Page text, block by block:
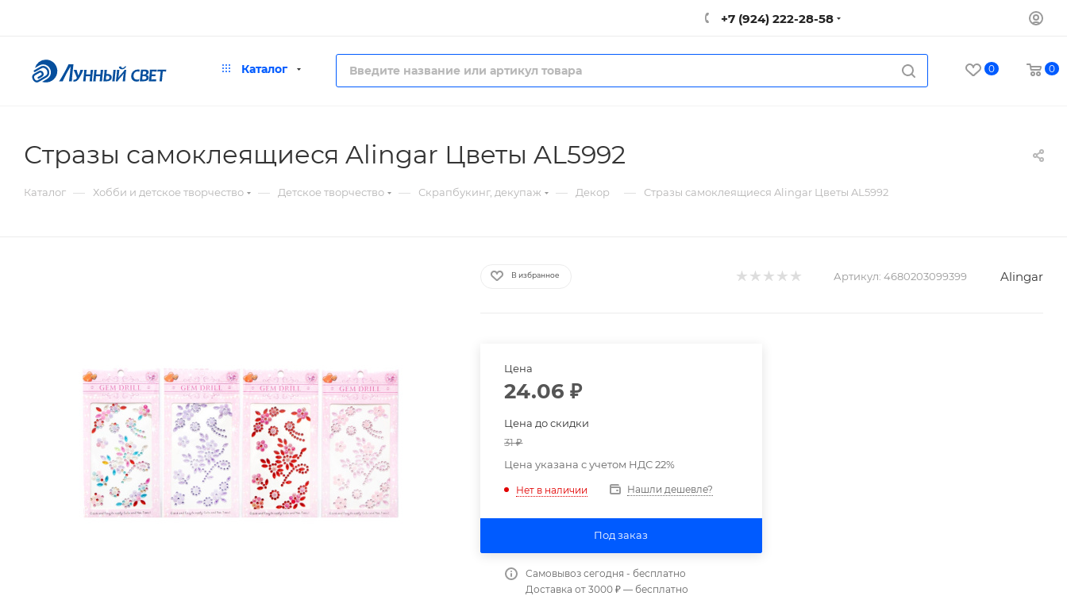
+7 (924) 222-28-58
Каталог 0 0
Стразы самоклеящиеся Alingar Цветы AL5992
Каталог — Хобби и детское творчество — Детское творчество — Скрапбукинг, декупаж — Декор — Стразы самоклеящиеся Alingar Цветы AL5992
В избранное Артикул: 4680203099399 Alingar
Цена
24.06 ₽
Цена до скидки
31₽
Цена указана с учетом НДС 22%
Нет в наличии Нашли дешевле?
Под заказ
Самовывоз сегодня - бесплатно
Доставка от 3000 ₽ — бесплатно